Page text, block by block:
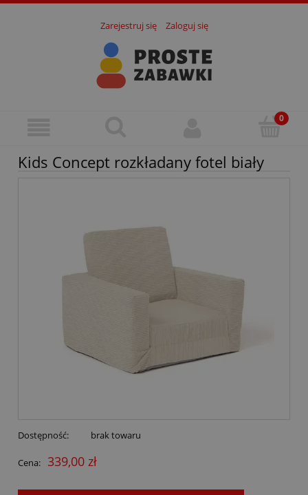
Zarejestruj się Zaloguj się
Kids Concept rozkładany fotel biały
Dostępność: brak towaru
Cena: 339,00 zł